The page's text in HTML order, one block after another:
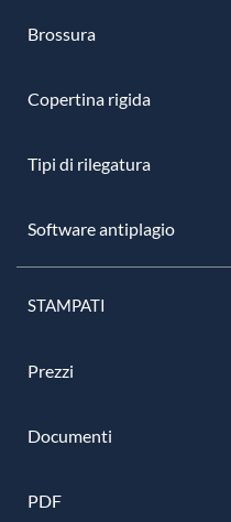
Brossura
Copertina rigida
Tipi di rilegatura
Software antiplagio
STAMPATI
Prezzi
Documenti
PDF